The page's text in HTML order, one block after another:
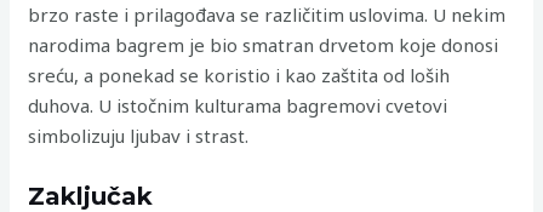
brzo raste i prilagođava se različitim uslovima. U nekim
narodima bagrem je bio smatran drvetom koje donosi
sreću, a ponekad se koristio i kao zaštita od loših
duhova. U istočnim kulturama bagremovi cvetovi
simbolizuju ljubav i strast.
Zaključak